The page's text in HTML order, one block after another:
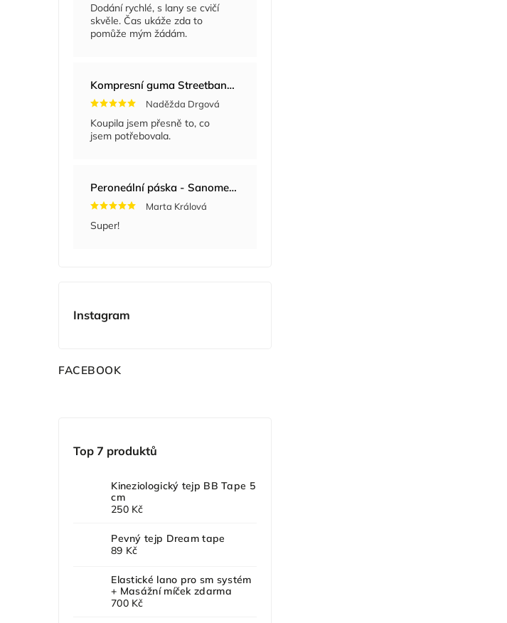
Dodání rychlé, s lany se cvičí
skvěle. Čas ukáže zda to
pomůže mým žádám.
Kompresní guma Streetband 5 cm x 2 m
Naděžda Drgová
Koupila jsem přesně to, co
jsem potřebovala.
Peroneální páska - Sanomed 722
Marta Králová
Super!
Instagram
FACEBOOK
Top 7 produktů
Kineziologický tejp BB Tape 5
cm
250 Kč
Pevný tejp Dream tape
89 Kč
Elastické lano pro sm systém
+ Masážní míček zdarma
700 Kč